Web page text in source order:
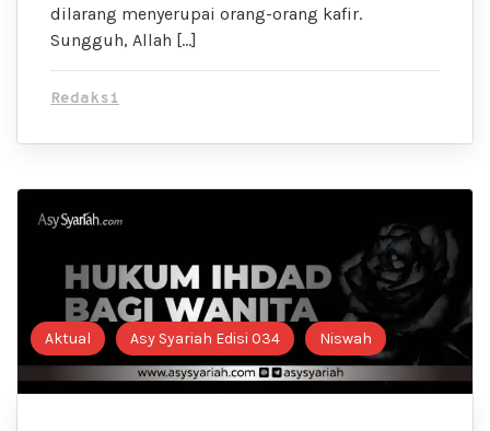
dilarang menyerupai orang-orang kafir.
Sungguh, Allah […]
Redaksi
Aktual Asy Syariah Edisi 034 Niswah